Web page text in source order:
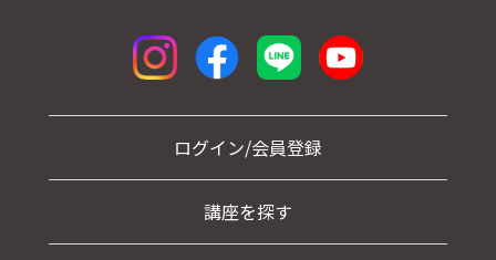
ログイン/会員登録
講座を探す